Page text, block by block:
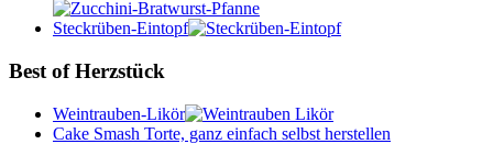
Steckrüben-Eintopf
Best of Herzstück
Weintrauben-Likör
Cake Smash Torte, ganz einfach selbst herstellen